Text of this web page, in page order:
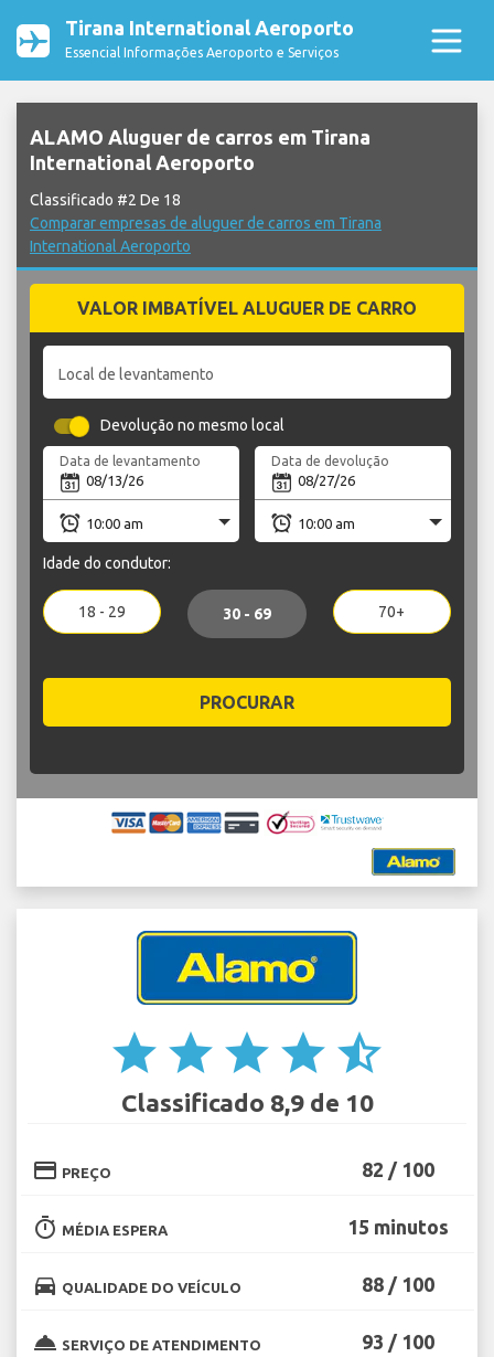
Tirana International Aeroporto
Essencial Informações Aeroporto e Serviços
ALAMO Aluguer de carros em Tirana
International Aeroporto
Classificado #2 De 18
Comparar empresas de aluguer de carros em Tirana
International Aeroporto
VALOR IMBATÍVEL ALUGUER DE CARRO
Local de levantamento
Devolução no mesmo local
Data de levantamento Data de devolução
Idade do condutor:
18 - 29 30 - 69 70+
PROCURAR
star star star star star_half
Classificado 8,9 de 10
credit_card PREÇO 82 / 100
timer MÉDIA ESPERA 15 minutos
directions_car QUALIDADE DO VEÍCULO 88 / 100
room_service SERVIÇO DE ATENDIMENTO 93 / 100